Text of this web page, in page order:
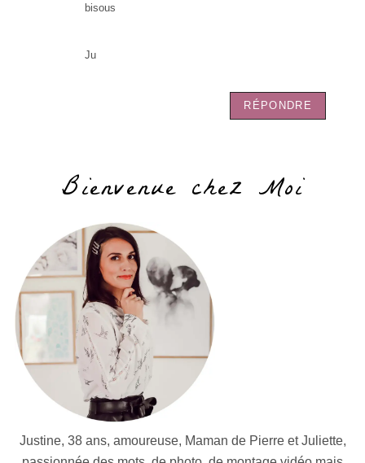
bisous
Ju
RÉPONDRE
Bienvenue chez Moi
Justine, 38 ans, amoureuse, Maman de Pierre et Juliette,